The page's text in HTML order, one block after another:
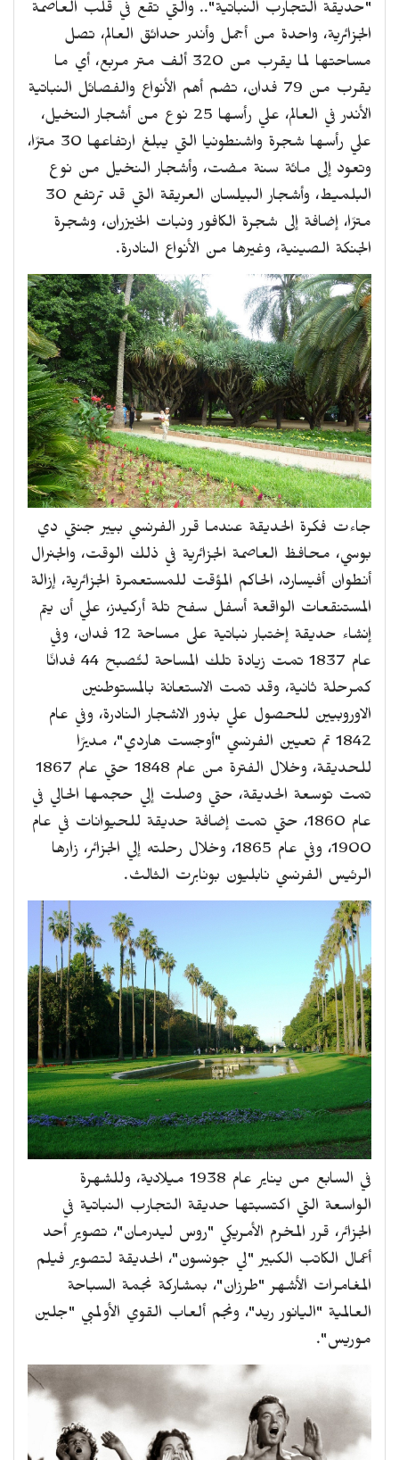
"حديقة التجارب النباتية".. والتي تقع في قلب العاصمة
الجزائرية، واحدة من أجمل وأندر حدائق العالم، تصل
مساحتها لما يقرب من 320 ألف متر مربع، أي ما
يقرب من 79 فدان، تضم أهم الأنواع والفصائل النباتية
الأندر في العالم، علي رأسها 25 نوع من أشجار النخيل،
علي رأسها شجرة واشنطونيا التي يبلغ ارتفاعها 30 مترًا،
وتعود إلى مائة سنة مضت، وأشجار النخيل من نوع
البلميط، وأشجار البيلسان العريقة التي قد ترتفع 30
مترًا، إضافة إلى شجرة الكافور ونبات الخيزران، وشجرة
الجنكة الصينية، وغيرها من الأنواع النادرة.
جاءت فكرة الحديقة عندما قرر الفرنسي بيير جنتي دي
بوسي، محافظ العاصمة الجزائرية في ذلك الوقت، والجنرال
أنطوان أفيسارد، الحاكم المؤقت للمستعمرة الجزائرية، إزالة
المستنقعات الواقعة أسفل سفح تلة أركيدز، علي أن يتم
إنشاء حديقة إختبار نباتية على مساحة 12 فدان، وفي
عام 1837 تمت زيادة تلك المساحة لتُصبح 44 فدانًا
كمرحلة ثانية، وقد تمت الاستعانة بالمستوطنين
الاوروبيين للحصول علي بذور الاشجار النادرة، وفي عام
1842 تم تعيين الفرنسي "أوجست هاردي"، مديرًا
للحديقة، وخلال الفترة من عام 1848 حتي عام 1867
تمت توسعة الحديقة، حتي وصلت إلي حجمها الحالي في
عام 1860، حتي تمت إضافة حديقة للحيوانات في عام
1900، وفي عام 1865، وخلال رحلته إلي الجزائر، زارها
الرئيس الفرنسي نابليون بونابرت الثالث.
في السابع من يناير عام 1938 ميلادية، وللشهرة
الواسعة التي اكتسبتها حديقة التجارب النباتية في
الجزائر، قرر المخرم الأمريكي "روس ليدرمان"، تصوير أحد
أعمال الكاتب الكبير "لي جونسون"، الحديقة لتصوير فيلم
المغامرات الأشهر "طرزان"، بمشاركة نجمة السباحة
العالمية "اليانور ريد"، ونجم ألعاب القوي الأولمبي "جلين
موريس".